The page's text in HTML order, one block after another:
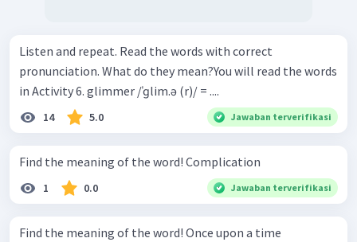
Listen and repeat. Read the words with correct
pronunciation. What do they mean?You will read the words
in Activity 6. glimmer /ˈɡlim.ə (r)/ = ....
14 5.0 Jawaban terverifikasi
Find the meaning of the word! Complication
1 0.0 Jawaban terverifikasi
Find the meaning of the word! Once upon a time